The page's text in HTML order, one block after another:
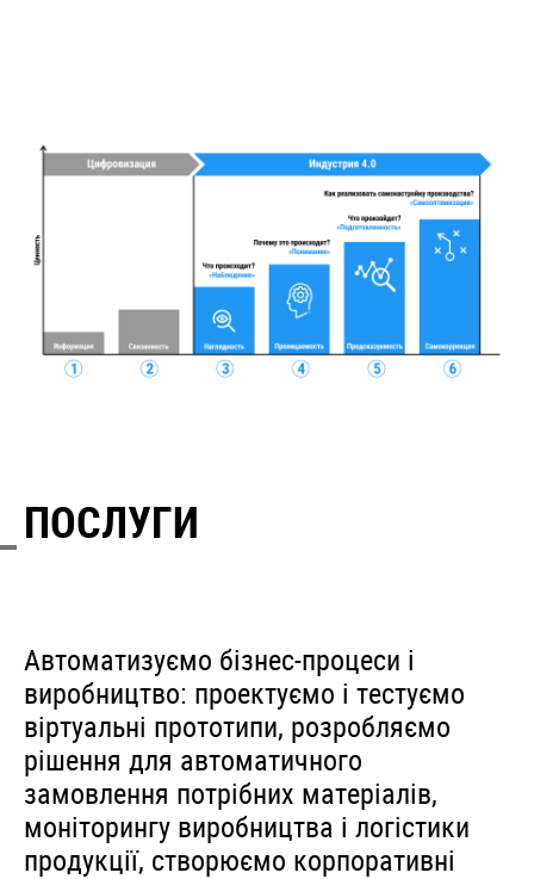
ПОСЛУГИ
Автоматизуємо бізнес-процеси і
виробництво: проектуємо і тестуємо
віртуальні прототипи, розробляємо
рішення для автоматичного
замовлення потрібних матеріалів,
моніторингу виробництва і логістики
продукції, створюємо корпоративні